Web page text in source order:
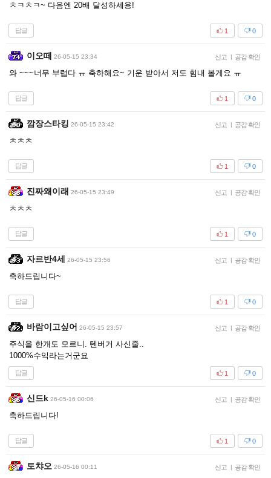
ㅊㅋㅊㅋ~ 다음엔 20배 달성하세용!
답글 0
1
이오떼 26-05-15 23:34 신고 | 공감 확인
와 ~~~너무 부럽다 ㅠ 축하해요~ 기운 받아서 저도 힘내 볼게요 ㅠ
답글 0
1
깜장스타킹 26-05-15 23:42 신고 | 공감 확인
ㅊㅊㅊ
답글 0
1
진짜왜이래 26-05-15 23:49 신고 | 공감 확인
ㅊㅊㅊ
답글 0
1
자르반4세 26-05-15 23:56 신고 | 공감 확인
축하드립니다~
답글 0
1
바람이고싶어 26-05-15 23:57 신고 | 공감 확인
주식을 한개도 모르니. 텐버거 사신줄..
1000%수익라는거군요
답글 0
1
신드k 26-05-16 00:06 신고 | 공감 확인
축하드립니다!
답글 0
1
토챠오 26-05-16 00:11 신고 | 공감 확인